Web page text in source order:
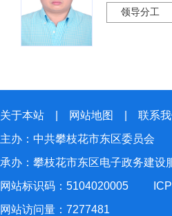
领导分工
关于本站 网站地图 联系
主办：中共攀枝花市东区委员会
承办：攀枝花市东区电子政务建
网站标识码：5104020005
网站访问量： 7277481